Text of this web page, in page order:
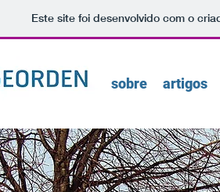
Este site foi desenvolvido com o
sobre artigos